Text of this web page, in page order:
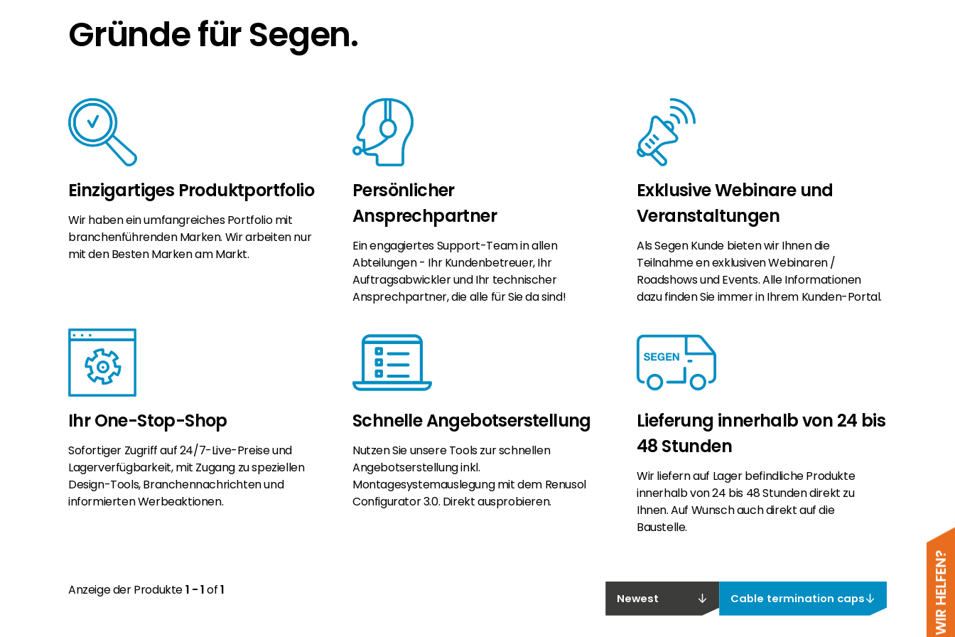
Gründe für Segen.
Einzigartiges Produktportfolio
Wir haben ein umfangreiches Portfolio mit
branchenführenden Marken. Wir arbeiten nur
mit den Besten Marken am Markt.
Persönlicher
Ansprechpartner
Ein engagiertes Support-Team in allen
Abteilungen - Ihr Kundenbetreuer, Ihr
Auftragsabwickler und Ihr technischer
Ansprechpartner, die alle für Sie da sind!
Exklusive Webinare und
Veranstaltungen
Als Segen Kunde bieten wir Ihnen die
Teilnahme en exklusiven Webinaren /
Roadshows und Events. Alle Informationen
dazu finden Sie immer in Ihrem Kunden-Portal.
Ihr One-Stop-Shop
Sofortiger Zugriff auf 24/7-Live-Preise und
Lagerverfügbarkeit, mit Zugang zu speziellen
Design-Tools, Branchennachrichten und
informierten Werbeaktionen.
Schnelle Angebotserstellung
Nutzen Sie unsere Tools zur schnellen
Angebotserstellung inkl.
Montagesystemauslegung mit dem Renusol
Configurator 3.0. Direkt ausprobieren.
Lieferung innerhalb von 24 bis
48 Stunden
Wir liefern auf Lager befindliche Produkte
innerhalb von 24 bis 48 Stunden direkt zu
Ihnen. Auf Wunsch auch direkt auf die
Baustelle.
Anzeige der Produkte1 - 1of1
Newest Cable termination caps